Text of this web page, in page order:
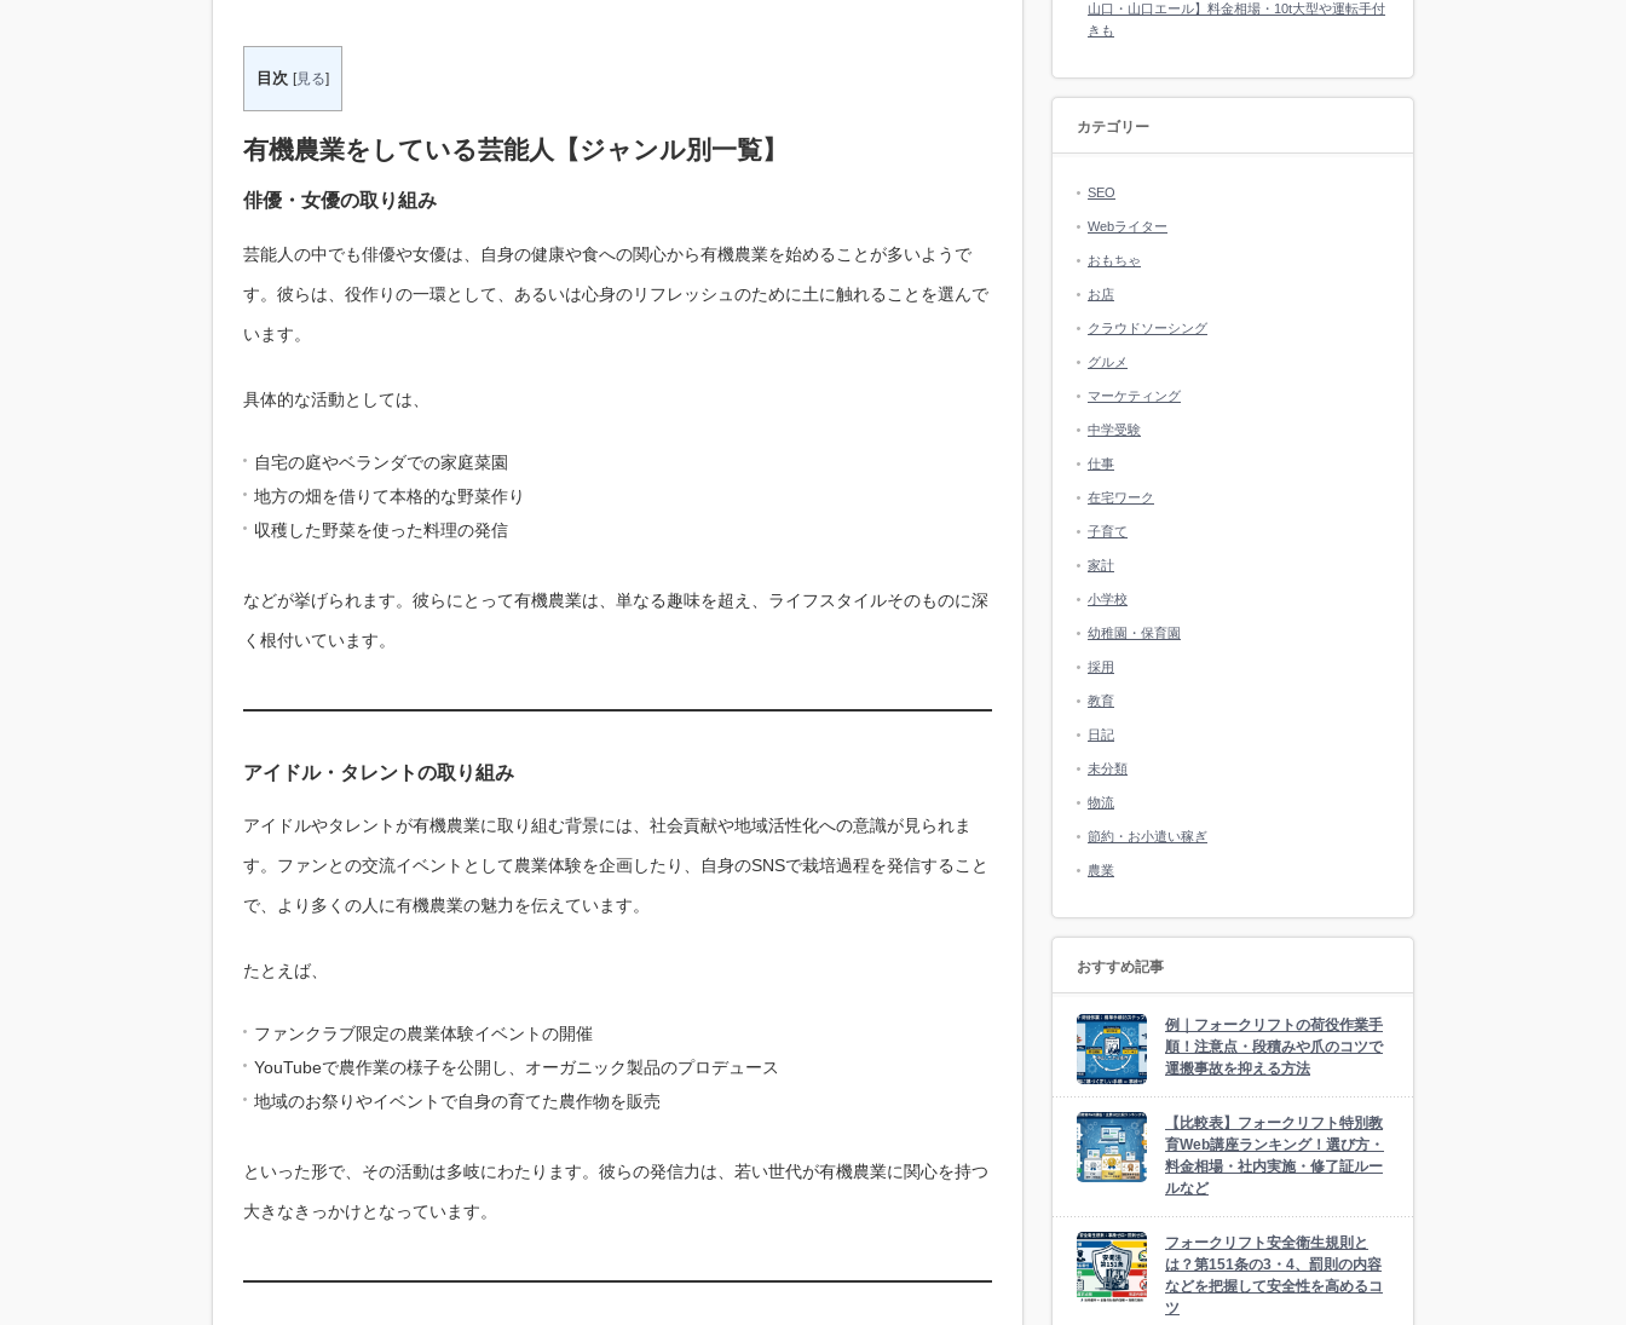
目次 [見る]
有機農業をしている芸能人【ジャンル別一覧】
俳優・女優の取り組み
芸能人の中でも俳優や女優は、自身の健康や食への関心から有機農業を始めることが多いようで
す。彼らは、役作りの一環として、あるいは心身のリフレッシュのために土に触れることを選んで
います。
具体的な活動としては、
自宅の庭やベランダでの家庭菜園
地方の畑を借りて本格的な野菜作り
収穫した野菜を使った料理の発信
などが挙げられます。彼らにとって有機農業は、単なる趣味を超え、ライフスタイルそのものに深
く根付いています。
アイドル・タレントの取り組み
アイドルやタレントが有機農業に取り組む背景には、社会貢献や地域活性化への意識が見られま
す。ファンとの交流イベントとして農業体験を企画したり、自身のSNSで栽培過程を発信すること
で、より多くの人に有機農業の魅力を伝えています。
たとえば、
ファンクラブ限定の農業体験イベントの開催
YouTubeで農作業の様子を公開し、オーガニック製品のプロデュース
地域のお祭りやイベントで自身の育てた農作物を販売
といった形で、その活動は多岐にわたります。彼らの発信力は、若い世代が有機農業に関心を持つ
大きなきっかけとなっています。
山口・山口エール】料金相場・10t大型や運転手付
きも
カテゴリー
SEO
Webライター
おもちゃ
お店
クラウドソーシング
グルメ
マーケティング
中学受験
仕事
在宅ワーク
子育て
家計
小学校
幼稚園・保育園
採用
教育
日記
未分類
物流
節約・お小遣い稼ぎ
農業
おすすめ記事
例｜フォークリフトの荷役作業手
順！注意点・段積みや爪のコツで
運搬事故を抑える方法
【比較表】フォークリフト特別教
育Web講座ランキング！選び方・
料金相場・社内実施・修了証ルー
ルなど
フォークリフト安全衛生規則と
は？第151条の3・4、罰則の内容
などを把握して安全性を高めるコ
ツ